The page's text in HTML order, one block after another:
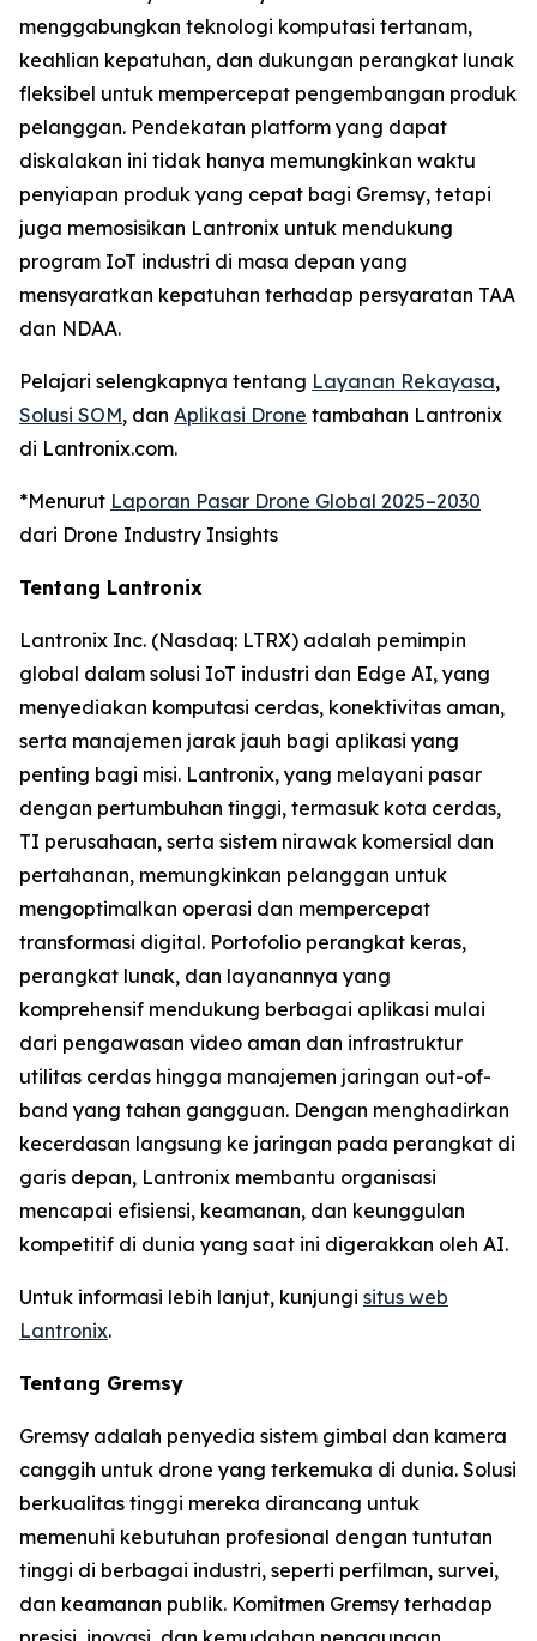
menggabungkan teknologi komputasi tertanam,
keahlian kepatuhan, dan dukungan perangkat lunak
fleksibel untuk mempercepat pengembangan produk
pelanggan. Pendekatan platform yang dapat
diskalakan ini tidak hanya memungkinkan waktu
penyiapan produk yang cepat bagi Gremsy, tetapi
juga memosisikan Lantronix untuk mendukung
program IoT industri di masa depan yang
mensyaratkan kepatuhan terhadap persyaratan TAA
dan NDAA.
Pelajari selengkapnya tentang Layanan Rekayasa,
Solusi SOM, dan Aplikasi Drone tambahan Lantronix
di Lantronix.com.
*Menurut Laporan Pasar Drone Global 2025–2030
dari Drone Industry Insights
Tentang Lantronix
Lantronix Inc. (Nasdaq: LTRX) adalah pemimpin
global dalam solusi IoT industri dan Edge AI, yang
menyediakan komputasi cerdas, konektivitas aman,
serta manajemen jarak jauh bagi aplikasi yang
penting bagi misi. Lantronix, yang melayani pasar
dengan pertumbuhan tinggi, termasuk kota cerdas,
TI perusahaan, serta sistem nirawak komersial dan
pertahanan, memungkinkan pelanggan untuk
mengoptimalkan operasi dan mempercepat
transformasi digital. Portofolio perangkat keras,
perangkat lunak, dan layanannya yang
komprehensif mendukung berbagai aplikasi mulai
dari pengawasan video aman dan infrastruktur
utilitas cerdas hingga manajemen jaringan out-of-
band yang tahan gangguan. Dengan menghadirkan
kecerdasan langsung ke jaringan pada perangkat di
garis depan, Lantronix membantu organisasi
mencapai efisiensi, keamanan, dan keunggulan
kompetitif di dunia yang saat ini digerakkan oleh AI.
Untuk informasi lebih lanjut, kunjungi situs web
Lantronix.
Tentang Gremsy
Gremsy adalah penyedia sistem gimbal dan kamera
canggih untuk drone yang terkemuka di dunia. Solusi
berkualitas tinggi mereka dirancang untuk
memenuhi kebutuhan profesional dengan tuntutan
tinggi di berbagai industri, seperti perfilman, survei,
dan keamanan publik. Komitmen Gremsy terhadap